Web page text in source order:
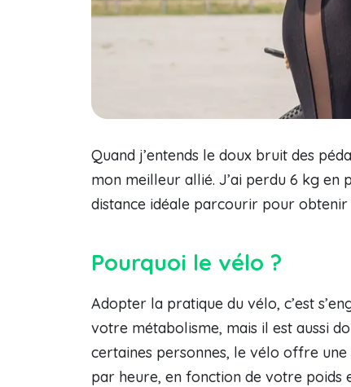
Quand j’entends le doux bruit des
mon meilleur allié. J’ai perdu 6 kg en
distance idéale parcourir pour
Pourquoi le vélo ?
Adopter la pratique du vélo, c’est
votre métabolisme, mais il est aussi
certaines personnes, le vélo offre
par heure, en fonction de votre poids